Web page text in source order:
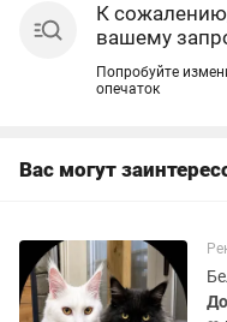
К
вашему
Попробуйте
опечаток
Вас могут